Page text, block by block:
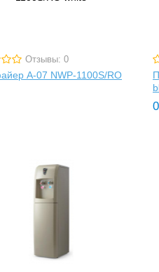
Отзывы: 0
A-07 NWP-1100S/RO
0